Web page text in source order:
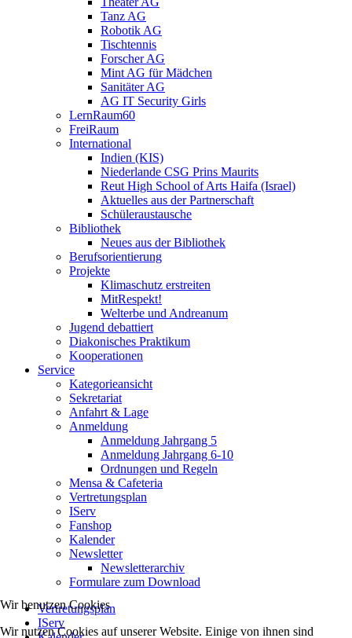
Tanz AG
Robotik AG
Tischtennis
Forscher AG
Mint AG für Mädchen
Sanitäter AG
AG IT Security Girls
LernRaum60
FreiRaum
International
Indien (KIS)
Niederlande CSG Prins Maurits
Reut High School of Arts Haifa (Israel)
Aktuelles aus der Partnerschaft
Schüleraustausche
Bibliothek
Neues aus der Bibliothek
Berufsorientierung
Projekte
Klimaschutz erstreiten
MitRespekt!
Welterbe und Andreanum
Jugend debattiert
Diakonisches Praktikum
Kooperationen
Service
Kategorieansicht
Sekretariat
Anfahrt & Lage
Anmeldung
Anmeldung Jahrgang 5
Anmeldung Jahrgang 6-10
Ordnungen und Regeln
Mensa & Cafeteria
Vertretungsplan
IServ
Fanshop
Kalender
Newsletter
Newsletterarchiv
Formulare zum Download
Vertretungsplan
IServ
Wir benutzen Cookies
Wir nutzen Cookies auf unserer Website. Einige von ihnen sind